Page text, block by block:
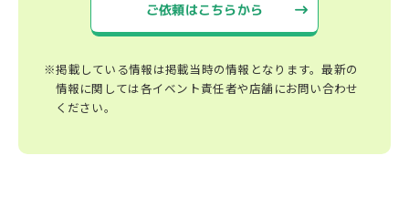
ご依頼はこちらから
※掲載している情報は掲載当時の情報となります。最新の
情報に関しては各イベント責任者や店舗にお問い合わせ
ください。